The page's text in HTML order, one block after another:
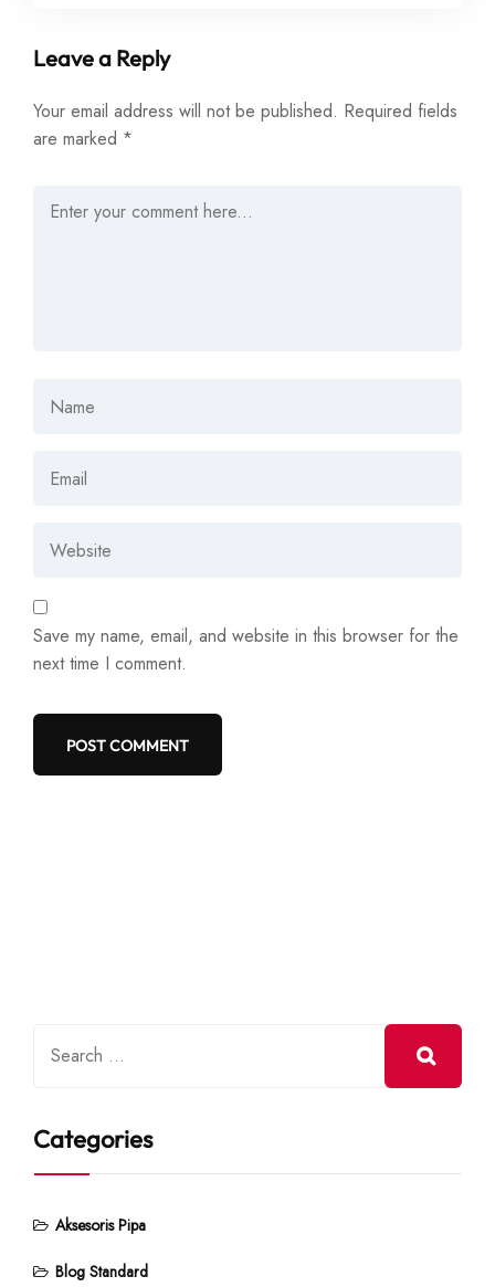
Leave a Reply
Your email address will not be published. Required fields
are marked *
Save my name, email, and website in this browser for the
next time I comment.
Categories
Aksesoris Pipa
Blog Standard